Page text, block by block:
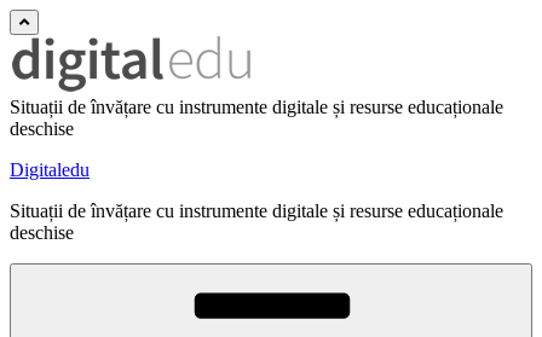
Situații de învățare cu instrumente digitale și resurse educaționale
deschise
Digitaledu
Situații de învățare cu instrumente digitale și resurse educaționale
deschise